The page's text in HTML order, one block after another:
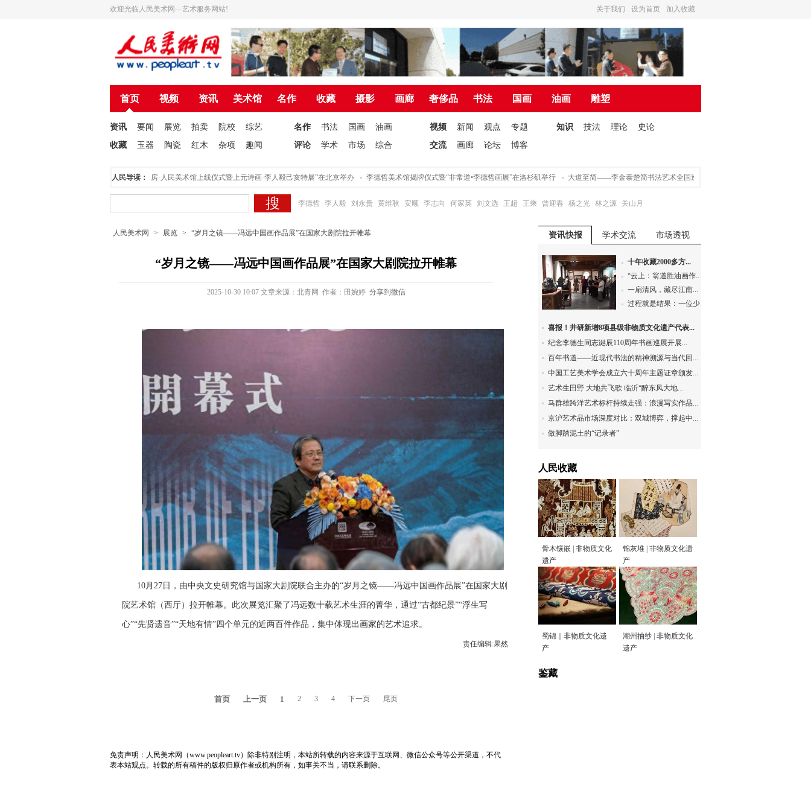
欢迎光临人民美术网—艺术服务网站! 加入收藏
设为首页
关于我们
首页 视频 资讯 美术馆 名作 收藏 摄影 画廊 奢侈品 书法 国画 油画 雕塑
资讯 要闻 展览 拍卖 院校
综艺
收藏
玉器 陶瓷 红木 杂项 趣闻
名作 书法 国画
油画
评论
学术 市场 综合
视频 新闻 观点
专题
交流
画廊 论坛 博客
知识 技法 理论 史论
人民导读：
营造诗书画一体的文化氛围 ——“东书房·人民美术馆上线仪式暨上元诗画·李人毅己亥特展”在北京举办 李德哲美术馆揭牌仪式暨“非常道•李德哲画展”在洛杉矶举行 大道至简——李金泰楚简书法艺术全国巡回展（荆州)暨《李金泰楚简书古今名
李德哲 李人毅 刘永贵 黄维耿 安顺 李志向 何家英 刘文选 王超 王乘 曾迎春 杨之光 林之源 关山月
人民美术网 > 展览 > “岁月之镜——冯远中国画作品展”在国家大剧院拉开帷幕
“岁月之镜——冯远中国画作品展”在国家大剧院拉开帷幕
2025-10-30 10:07 文章来源：北青网 作者：田婉婷 分享到微信
10月27日，由中央文史研究馆与国家大剧院联合主办的“岁月之镜——冯远中国画作品展”在国家大剧
院艺术馆（西厅）拉开帷幕。此次展览汇聚了冯远数十载艺术生涯的菁华，通过“古都纪景”“浮生写
心”“先贤遗音”“天地有情”四个单元的近两百件作品，集中体现出画家的艺术追求。
责任编辑:果然
首页 上一页 1 2 3 4 下一页 尾页
免责声明：人民美术网（www.peopleart.tv）除非特别注明，本站所转载的内容来源于互联网、微信公众号等公开渠道，不代
表本站观点。转载的所有稿件的版权归原作者或机构所有，如事关不当，请联系删除。
资讯快报 学术交流 市场透视
十年收藏2000多方...
“云上：翁道胜油画作...
一扇清风，藏尽江南...
过程就是结果：一位少...
喜报！井研新增8项县级非物质文化遗产代表...
纪念李德生同志诞辰110周年书画巡展开展...
百年书道——近现代书法的精神溯源与当代回...
中国工艺美术学会成立六十周年主题证章颁发...
艺术生田野 大地共飞歌 临沂“醉东风大地...
马群雄跨洋艺术标杆持续走强：浪漫写实作品...
京沪艺术品市场深度对比：双城博弈，撑起中...
做脚踏泥土的“记录者”
人民收藏
骨木镶嵌 | 非物质文化
遗产
锦灰堆 | 非物质文化遗
产
蜀锦｜非物质文化遗
产
潮州抽纱 | 非物质文化
遗产
鉴藏